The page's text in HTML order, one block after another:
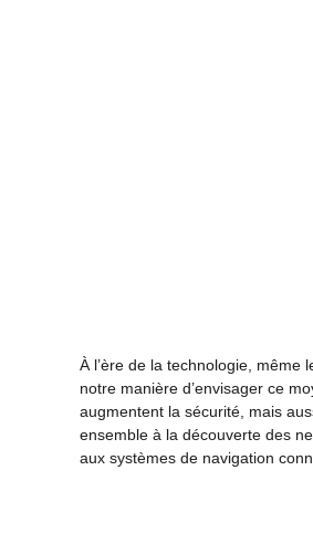
À l’ère de la technologie, même
notre manière d’envisager ce
augmentent la sécurité, mais
ensemble à la découverte des
aux systèmes de navigation